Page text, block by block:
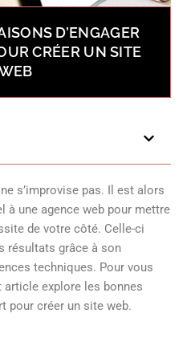
D’ENGAGER
CRÉER UN SITE
s’improvise pas. Il est alors
à une agence web pour mettre
de votre côté. Celle-ci
résultats grâce à son
techniques. Pour vous
article explore les bonnes
pour créer un site web.